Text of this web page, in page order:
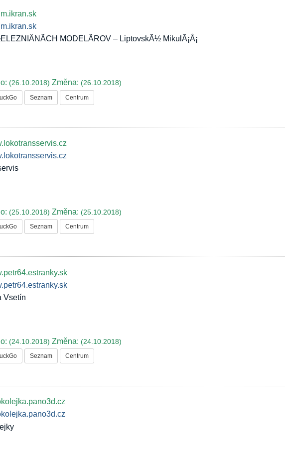
MODELÃROV – LiptovskÃ½ MikulÃ¡Å¡
(26.10.2018)Změna:(26.10.2018)
Seznam Centrum
(25.10.2018)Změna:(25.10.2018)
Seznam Centrum
Vsetín
(24.10.2018)Změna:(24.10.2018)
Seznam Centrum